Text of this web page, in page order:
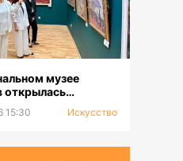
музее
открылась
15:30 Искусство